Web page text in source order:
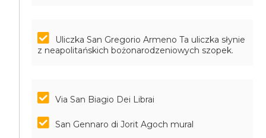
Uliczka San Gregorio Armeno Ta uliczka słynie
z neapolitańskich bożonarodzeniowych szopek.
Via San Biagio Dei Librai
San Gennaro di Jorit Agoch mural